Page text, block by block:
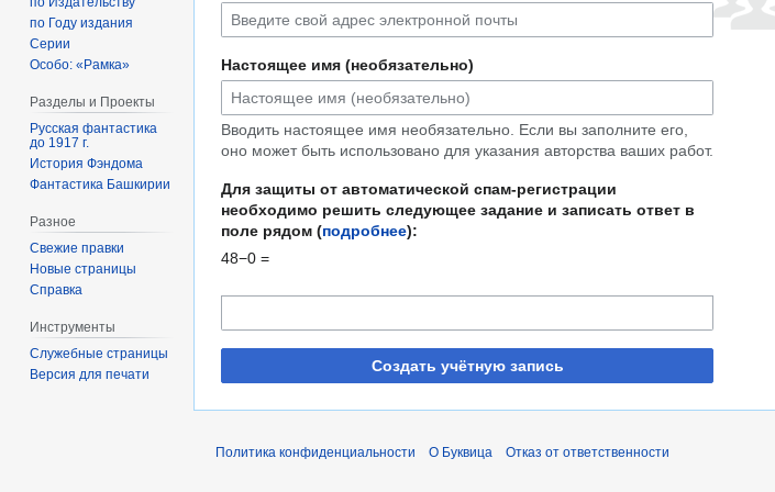
Настоящее имя (необязательно)
Вводить настоящее имя необязательно. Если вы заполните его,
оно может быть использовано для указания авторства ваших работ.
Для защиты от автоматической спам-регистрации
необходимо решить следующее задание и записать ответ в
поле рядом (подробнее):
48−0 =
Создать учётную запись
по Году издания
Серии
Особо: «Рамка»
Разделы и Проекты
Русская фантастика
до 1917 г.
История Фэндома
Фантастика Башкирии
Разное
Свежие правки
Новые страницы
Справка
Инструменты
Служебные страницы
Версия для печати
Политика конфиденциальности О Буквица Отказ от ответственности